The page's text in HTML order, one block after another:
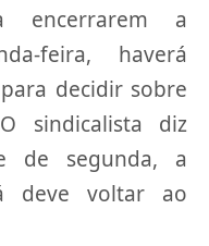
encerrarem a
feira, haverá
decidir sobre
sindicalista diz
de segunda, a
deve voltar ao